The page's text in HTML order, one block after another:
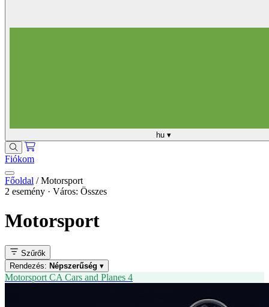
hu ▾
Fiókom
Főoldal / Motorsport
2 esemény · Város: Összes
Motorsport
Szűrők
Rendezés: Népszerűség ▾
Motorsport CA Cars and Planes 4